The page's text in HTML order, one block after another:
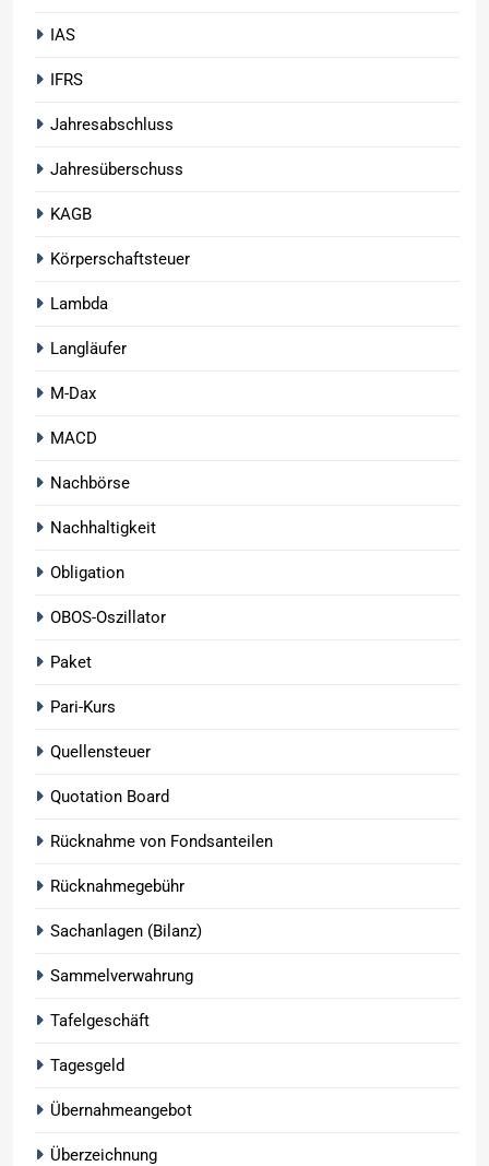
IAS
IFRS
Jahresabschluss
Jahresüberschuss
KAGB
Körperschaftsteuer
Lambda
Langläufer
M-Dax
MACD
Nachbörse
Nachhaltigkeit
Obligation
OBOS-Oszillator
Paket
Pari-Kurs
Quellensteuer
Quotation Board
Rücknahme von Fondsanteilen
Rücknahmegebühr
Sachanlagen (Bilanz)
Sammelverwahrung
Tafelgeschäft
Tagesgeld
Übernahmeangebot
Überzeichnung